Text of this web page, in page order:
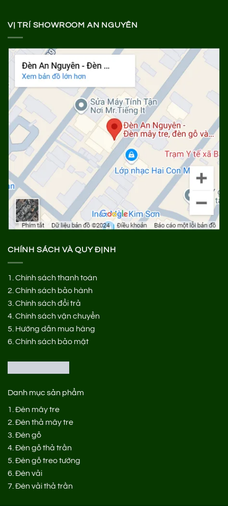
VỊ TRÍ SHOWROOM AN NGUYÊN
CHÍNH SÁCH VÀ QUY ĐỊNH
1. Chính sách thanh toán
2. Chính sách bảo hành
3. Chính sách đổi trả
4. Chính sách vận chuyển
5. Hướng dẫn mua hàng
6. Chính sách bảo mật
Danh mục sản phẩm
1. Đèn mây tre
2. Đèn thả mây tre
3. Đèn gỗ
4. Đèn gỗ thả trần
5. Đèn gỗ treo tường
6. Đèn vải
7. Đèn vải thả trần